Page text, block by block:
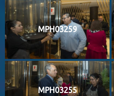
MPH03259
MPH03255